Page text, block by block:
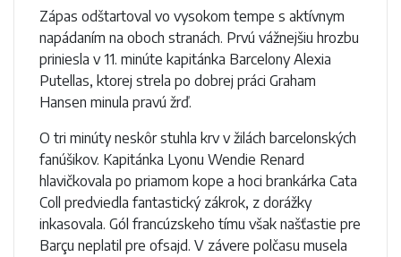
Zápas odštartoval vo vysokom tempe s aktívnym
napádaním na oboch stranách. Prvú vážnejšiu hrozbu
priniesla v 11. minúte kapitánka Barcelony Alexia
Putellas, ktorej strela po dobrej práci Graham
Hansen minula pravú žrď.
O tri minúty neskôr stuhla krv v žilách barcelonských
fanúšikov. Kapitánka Lyonu Wendie Renard
hlavičkovala po priamom kope a hoci brankárka Cata
Coll predviedla fantastický zákrok, z dorážky
inkasovala. Gól francúzskeho tímu však našťastie pre
Barçu neplatil pre ofsajd. V závere polčasu musela